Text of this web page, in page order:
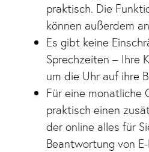
praktisch. Die
können außerdem
Es gibt keine
Sprechzeiten – Ihre
um die Uhr auf ihre
Für eine monatliche
praktisch einen
der online alles für
Beantwortung von